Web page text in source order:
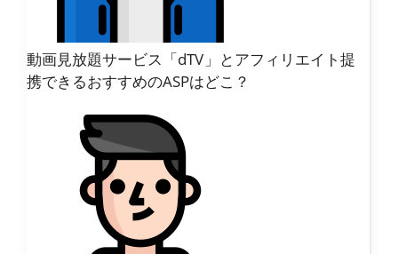
動画見放題サービス「dTV 」とアフィリエイト提
携できるおすすめのASPはどこ？